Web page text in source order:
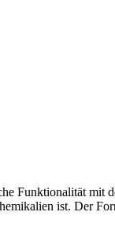
Funktionalität mit
ist. Der